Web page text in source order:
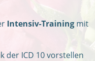
Intensiv-Training mit
der ICD 10 vorstellen